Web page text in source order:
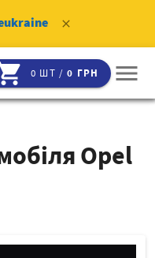
clear
0 ШТ /0 ГРН menu
Opel